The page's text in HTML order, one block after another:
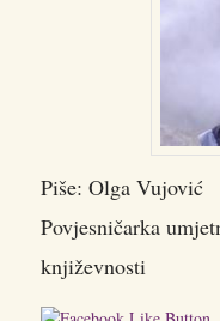
Piše: Olga Vujović
Povjesničarka
književnosti